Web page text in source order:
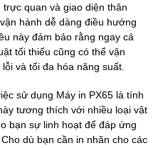
quan và giao diện thân
hành dễ dàng điều hướng
này đảm bảo rằng ngay cả
tối thiểu cũng có thể vận
và tối đa hóa năng suất.
sử dụng Máy in PX65 là tính
tương thích với nhiều loại vật
bạn sự linh hoạt để đáp ứng
dù bạn cần in nhãn cho các